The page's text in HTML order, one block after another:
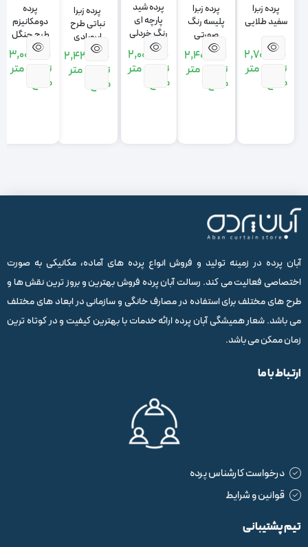
پرده زبرا
سفید طلایی
2,700,000
تومان
متر
مربع
پرده زبرا
پلیسه رنگ
صورتی
2,400,000
تومان
متر
مربع
پرده شید
پارچه ای
رنگ خردلی
2,000,000
تومان
متر
مربع
پرده زبرا
نباتی طرح
ابروبادی
2,430,000
تومان
متر
مربع
پرده
دومکانیزم
طرح جنگل
رنگ کرم
3,000,000
تومان
متر
مربع
آبان پرده در زمینه تولید و فروش انواع پرده های آماده، مکانیکی به صورت
اختصاصی فعالیت می کند. رسالت آبان پرده فروش بهترین و بروز ترین نقش ها و
طرح های مختلف برای استفاده در مصارف خانگی و سازمانی در ابعاد های مختلف
می باشد. شعار همیشگی آبان پرده ارائه خدمات با بهترین کیفیت و در کوتاه ترین
زمان ممکن می باشد.
ارتباط با ما
درخواست کارشناس پرده
قوانین و شرایط
تیم پشتیبانی